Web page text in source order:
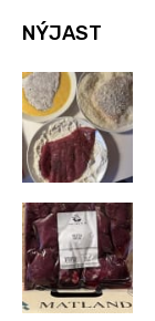
NÝJAST